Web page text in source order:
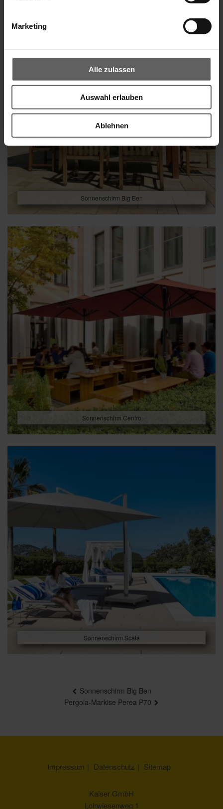
Marketing
Alle zulassen
Auswahl erlauben
Ablehnen
Sonnenschirm Big Ben
Sonnenschirm Centro
Sonnenschirm Scala
Sonnenschirm Big Ben
Pergola-Markise Perea P70
Impressum Datenschutz Sitemap
Kaiser GmbH
Lohwiesenweg 1